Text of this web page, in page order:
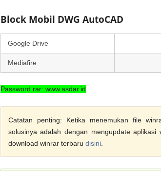
Block Mobil DWG AutoCAD
Google Drive
Mediafire
Password rar: www.asdar.id
Catatan penting: Ketika menemukan file
solusinya adalah dengan mengupdate
download winrar terbaru disini.